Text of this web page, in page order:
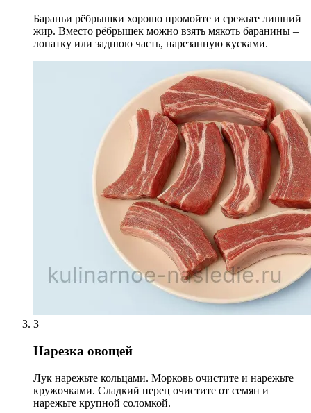
Бараньи рёбрышки хорошо промойте и срежьте лишний
жир. Вместо рёбрышек можно взять мякоть баранины –
лопатку или заднюю часть, нарезанную кусками.
3
Нарезка овощей
Лук нарежьте кольцами. Морковь очистите и нарежьте
кружочками. Сладкий перец очистите от семян и
нарежьте крупной соломкой.